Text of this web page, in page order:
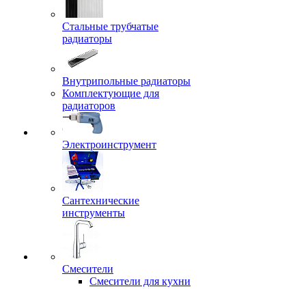
Стальные трубчатые
радиаторы
Внутрипольные радиаторы
Комплектующие для
радиаторов
Электроинструмент
Сантехнические
инструменты
Смесители
Смесители для кухни